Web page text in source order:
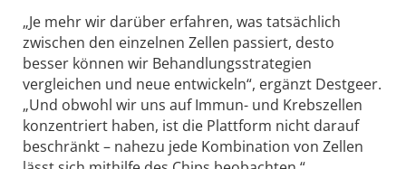
„Je mehr wir darüber erfahren, was tatsächlich
zwischen den einzelnen Zellen passiert, desto
besser können wir Behandlungsstrategien
vergleichen und neue entwickeln“, ergänzt Destgeer.
„Und obwohl wir uns auf Immun- und Krebszellen
konzentriert haben, ist die Plattform nicht darauf
beschränkt – nahezu jede Kombination von Zellen